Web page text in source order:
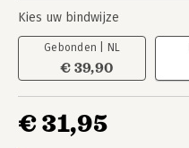
Kies uw bindwijze
Gebonden | NL
€ 39,90
€ 31,95